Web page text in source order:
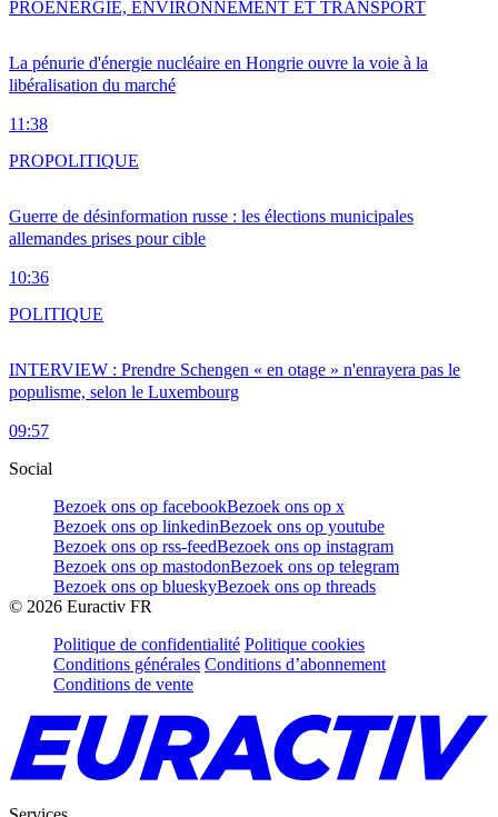
La pénurie d'énergie nucléaire en Hongrie ouvre la voie à la
libéralisation du marché
11:38
PROENERGIE, ENVIRONNEMENT ET TRANSPORT
Guerre de désinformation russe : les élections municipales
allemandes prises pour cible
10:36
PROPOLITIQUE
INTERVIEW : Prendre Schengen « en otage » n'enrayera pas le
populisme, selon le Luxembourg
09:57
POLITIQUE
Social
Bezoek ons op facebookBezoek ons op x
Bezoek ons op linkedinBezoek ons op youtube
Bezoek ons op rss-feedBezoek ons op instagram
Bezoek ons op mastodonBezoek ons op telegram
Bezoek ons op blueskyBezoek ons op threads
© 2026 Euractiv FR
Politique de confidentialité Politique cookies
Conditions générales Conditions d’abonnement
Conditions de vente